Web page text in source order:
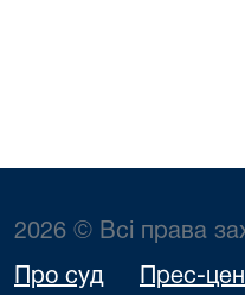
2026 © Всі права
Про суд Прес-